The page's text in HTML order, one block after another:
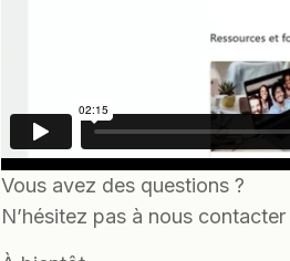
Vous avez des questions ?
N’hésitez pas à nous contacter